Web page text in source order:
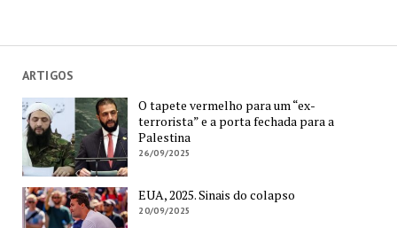
ARTIGOS
O tapete vermelho para um “ex-
terrorista” e a porta fechada para a
Palestina
26/09/2025
EUA, 2025. Sinais do colapso
20/09/2025